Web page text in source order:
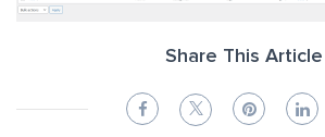
Share This Article